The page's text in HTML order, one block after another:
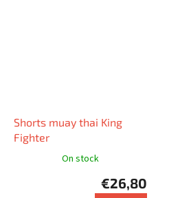
Shorts muay thai King
Fighter
On stock
€26,80